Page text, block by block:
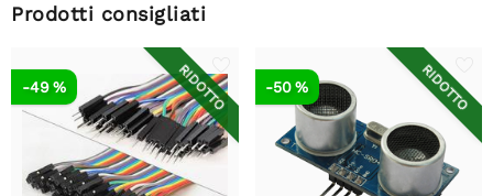
Prodotti consigliati
RIDOTTO
-49 % RIDOTTO
-50 %